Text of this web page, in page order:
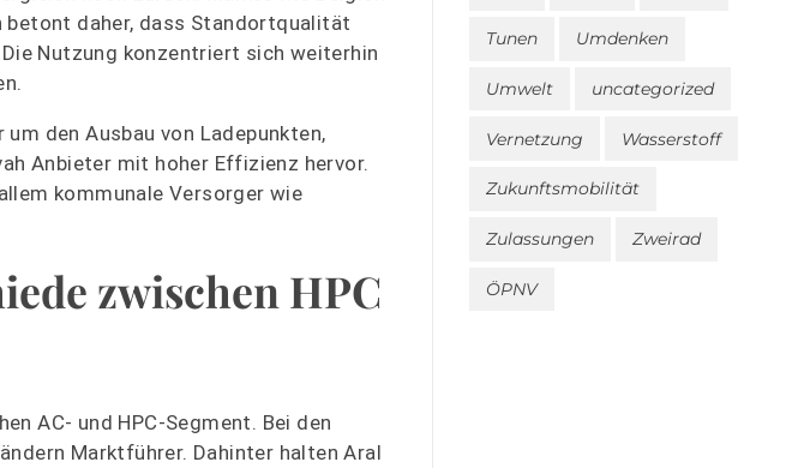
betont daher, dass Standortqualität
Nutzung konzentriert sich weiterhin
den Ausbau von Ladepunkten,
Anbieter mit hoher Effizienz hervor.
kommunale Versorger wie
zwischen HPC
AC- und HPC-Segment. Bei den
Marktführer. Dahinter halten Aral
Tunen Umdenken
Umwelt uncategorized
Vernetzung Wasserstoff
Zukunftsmobilität
Zulassungen Zweirad
ÖPNV